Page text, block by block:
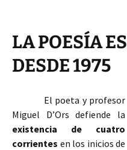
LA POESÍA
DESDE 1975
El poeta y profesor
Miguel D’Ors defiende la
existencia de cuatro
corrientes en los inicios de